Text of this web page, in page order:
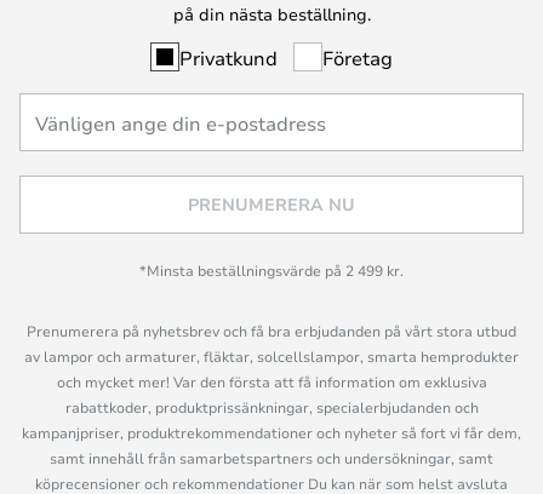
på din nästa beställning.
Privatkund Företag
PRENUMERERA NU
*Minsta beställningsvärde på 2 499 kr.
Prenumerera på nyhetsbrev och få bra erbjudanden på vårt stora utbud
av lampor och armaturer, fläktar, solcellslampor, smarta hemprodukter
och mycket mer! Var den första att få information om exklusiva
rabattkoder, produktprissänkningar, specialerbjudanden och
kampanjpriser, produktrekommendationer och nyheter så fort vi får dem,
samt innehåll från samarbetspartners och undersökningar, samt
köprecensioner och rekommendationer Du kan när som helst avsluta